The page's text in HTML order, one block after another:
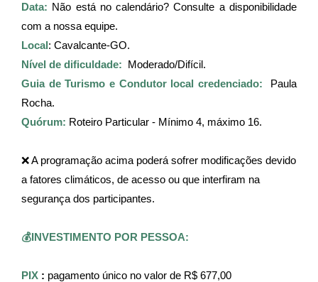
Data: Não está no calendário? Consulte a disponibilidade
com a nossa equipe.
Local : Cavalcante-GO.
Nível de dificuldade: Moderado/Difícil.
Guia de Turismo e Condutor local credenciado:
Paula
Rocha.
Quórum: Roteiro Particular - Mínimo 4, máximo 16.
❌ A programação acima poderá sofrer modificações devido
a fatores climáticos, de acesso ou que interfiram na
segurança dos participantes.
💰INVESTIMENTO POR PESSOA:
PIX : pagamento único no valor de R$ 677,00